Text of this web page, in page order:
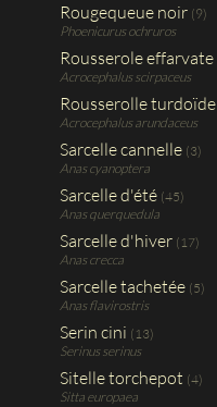
Rougequeue noir (9)
Phoenicurus ochruros
Rousserole effarvate
Acrocephalus scirpaceus
Rousserolle turdoïde
Acrocephalus arundaceus
Sarcelle cannelle (3)
Anas cyanoptera
Sarcelle d'été (45)
Anas querquedula
Sarcelle d'hiver (17)
Anas crecca
Sarcelle tachetée (5)
Anas flavirostris
Serin cini (13)
Serinus serinus
Sitelle torchepot (4)
Sitta europaea